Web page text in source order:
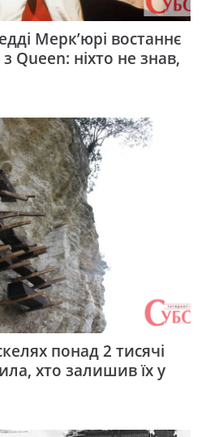
Мерк’юрі востаннє
Queen: ніхто не знав,
понад 2 тисячі
хто залишив їх у